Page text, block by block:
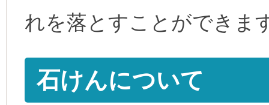
れを落とすことができま
石けんについて